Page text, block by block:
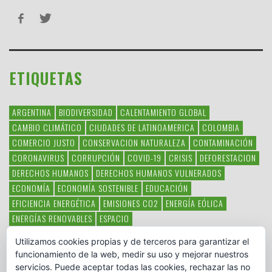
ETIQUETAS
ARGENTINA BIODIVERSIDAD
CALENTAMIENTO GLOBAL
CAMBIO CLIMÁTICO
CIUDADES DE LATINOAMERICA
COLOMBIA
COMERCIO JUSTO
CONSERVACION NATURALEZA
CONTAMINACIÓN
CORONAVIRUS
CORRUPCIÓN COVID-19 CRISIS
DEFORESTACION
DERECHOS HUMANOS
DERECHOS HUMANOS VULNERADOS
ECONOMÍA
ECONOMÍA SOSTENIBLE
EDUCACIÓN
EFICIENCIA ENERGÉTICA
EMISIONES CO2
ENERGÍA EÓLICA
ENERGÍAS RENOVABLES
ESPACIO
HAMBRE LATINOAMÉRICA MEDIO AMBIENTE
MÉXICO
OBJETIVOS DEL MILENIO
ONGS PAZ POBREZA POESÍA POLITICA
Utilizamos cookies propias y de terceros para garantizar el
funcionamiento de la web, medir su uso y mejorar nuestros
servicios. Puede aceptar todas las cookies, rechazar las no